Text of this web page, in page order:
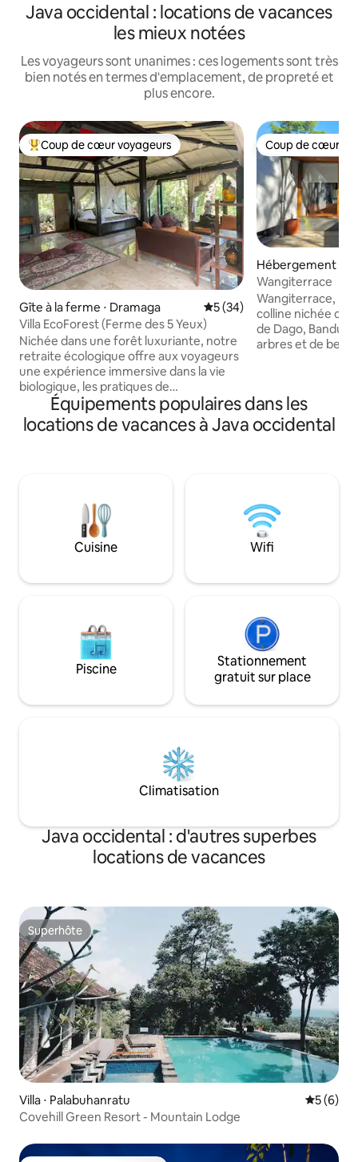
Java occidental : locations de vacances
les mieux notées
Les voyageurs sont unanimes : ces logements sont très
bien notés en termes d'emplacement, de propreté et
plus encore.
Coups de cœur voyageurs les plus appréciés
Coup de cœur voyageurs
Gîte à la ferme ⋅ Dramaga Évaluation moyenne sur la
5 (34)
Villa EcoForest (Ferme des 5 Yeux)
Nichée dans une forêt luxuriante, notre
retraite écologique offre aux voyageurs
une expérience immersive dans la vie
biologique, les pratiques de
permaculture et un environnement
naturel florissant. Découvrez nos offres
de la forêt à la table avec des aliments
sain et durable. Que vous soyez ici pour
vous détendre, apprendre ou
simplement vous imprégner de la
beauté de la forêt, c'est votre escapade
Coup de cœur
Coup de cœur
Hébergement ⋅
Wangiterrace
Wangiterrace,
colline nichée
de Dago,
arbres et de
terrasse ou que
et les sentiers
WangiTerrace
pittoresques de
Équipements populaires dans les
locations de vacances à Java occidental
Cuisine Wifi
Piscine
Stationnement
gratuit sur place
Climatisation
Java occidental : d'autres superbes
locations de vacances
Superhôte
Superhôte
Villa ⋅ Palabuhanratu
5 (6)
Covehill Green Resort - Mountain Lodge